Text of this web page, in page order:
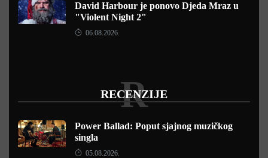
David Harbour je ponovo Djeda Mraz u
"Violent Night 2"
06.08.2026.
RECENZIJE
R
Power Ballad: Poput sjajnog muzičkog
singla
05.08.2026.